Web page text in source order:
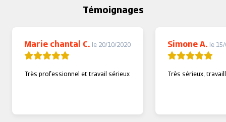
Témoignages
Marie chantal C. le 20/10/2020
Très professionnel et travail sérieux
Simone A. le
Très sérieux,